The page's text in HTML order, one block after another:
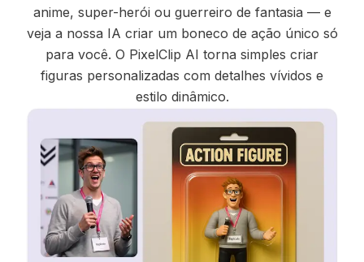
anime, super-herói ou guerreiro de fantasia — e
veja a nossa IA criar um boneco de ação único só
para você. O PixelClip AI torna simples criar
figuras personalizadas com detalhes vívidos e
estilo dinâmico.